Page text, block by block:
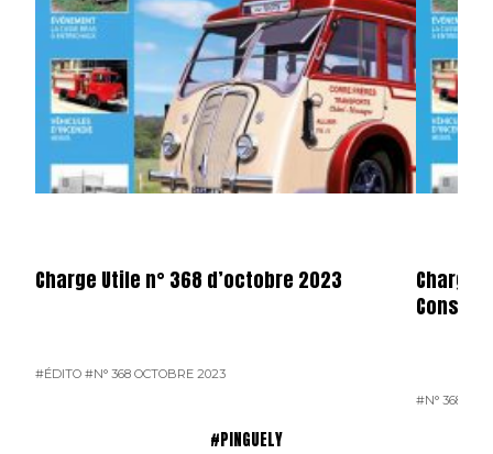
Charge Utile n° 368 d’octobre 2023
#ÉDITO #N° 368 OCTOBRE 2023
Charge
#N° 368
#PINGUELY